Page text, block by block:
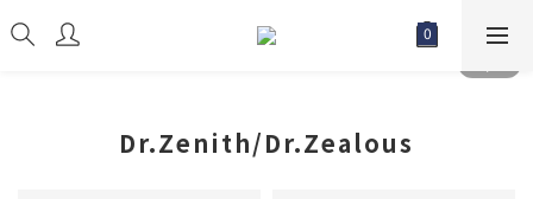
Dr.Zenith/Dr.Zealous